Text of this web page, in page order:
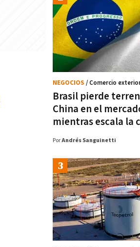
Brasil pierde
China en el
mientras escala la
NEGOCIOS / Comercio
PorAndrés Sanguinetti